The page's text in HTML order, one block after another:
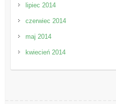
lipiec 2014
czerwiec 2014
maj 2014
kwiecień 2014